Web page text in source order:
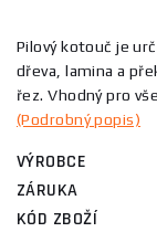
Pilový kotouč je
dřeva, lamina a
řez. Vhodný pro
(Podrobný popis)
VÝROBCE
ZÁRUKA
KÓD ZBOŽÍ